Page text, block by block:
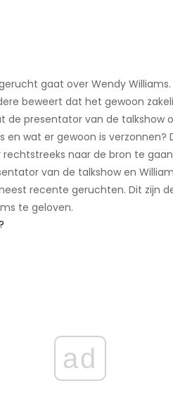
gaat over Wendy
beweert dat het gewoon
de presentator van de talkshow
en wat er gewoon is
naar de bron te
van de talkshow en
recente geruchten. Dit zijn
te geloven.
ad